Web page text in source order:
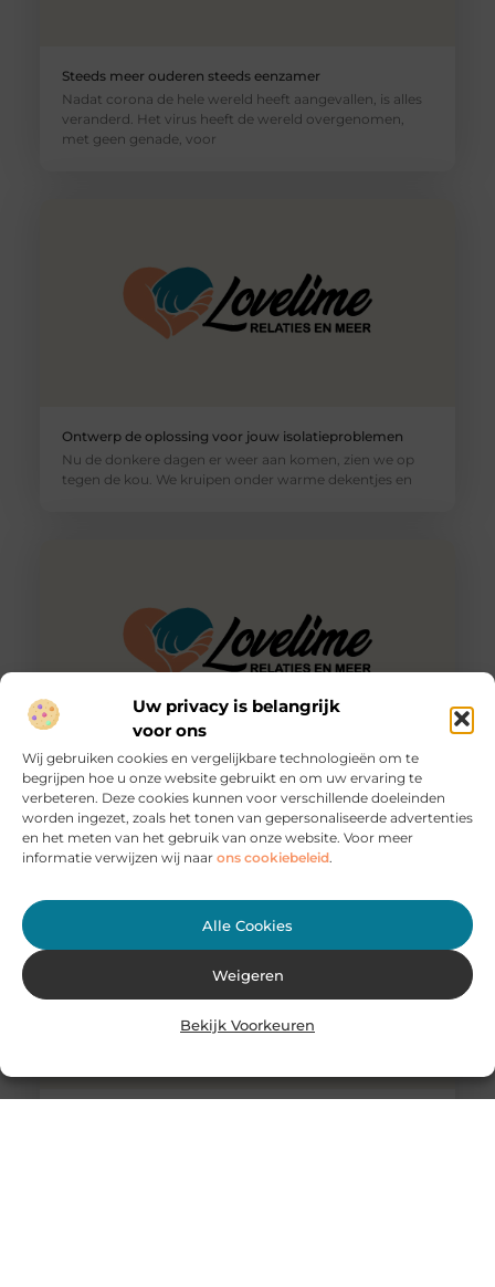
Uw privacy is belangrijk
voor ons
Wij gebruiken cookies en vergelijkbare technologieën om te
begrijpen hoe u onze website gebruikt en om uw ervaring te
verbeteren. Deze cookies kunnen voor verschillende doeleinden
worden ingezet, zoals het tonen van gepersonaliseerde advertenties
en het meten van het gebruik van onze website. Voor meer
informatie verwijzen wij naar ons cookiebeleid.
Alle Cookies
Weigeren
Bekijk Voorkeuren
Steeds meer ouderen steeds eenzamer
Nadat corona de hele wereld heeft aangevallen, is alles
veranderd. Het virus heeft de wereld overgenomen,
met geen genade, voor
Ontwerp de oplossing voor jouw isolatieproblemen
Nu de donkere dagen er weer aan komen, zien we op
tegen de kou. We kruipen onder warme dekentjes en
Een wenselijke kappersafspraak
Al weken kijk jij uit naar dit feestje: je outfit hangt al
lange tijd in de kast en de make-up